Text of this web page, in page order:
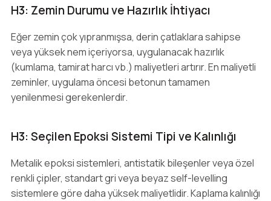
H3: Zemin Durumu ve Hazırlık İhtiyacı
Eğer zemin çok yıpranmışsa, derin çatlaklara sahipse
veya yüksek nem içeriyorsa, uygulanacak hazırlık
(kumlama, tamirat harcı vb.) maliyetleri artırır. En maliyetli
zeminler, uygulama öncesi betonun tamamen
yenilenmesi gerekenlerdir.
H3: Seçilen Epoksi Sistemi Tipi ve Kalınlığı
Metalik epoksi sistemleri, antistatik bileşenler veya özel
renkli çipler, standart gri veya beyaz self-levelling
sistemlere göre daha yüksek maliyetlidir. Kaplama kalınlığı